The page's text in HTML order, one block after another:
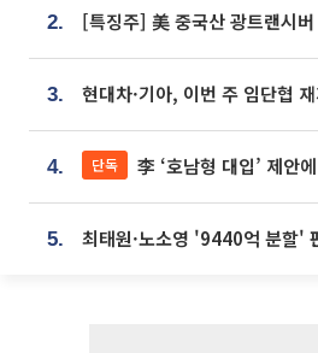
2.
3.
4. 단독 李 ‘호남형 대입’ 제안에 교육청·지역
5.